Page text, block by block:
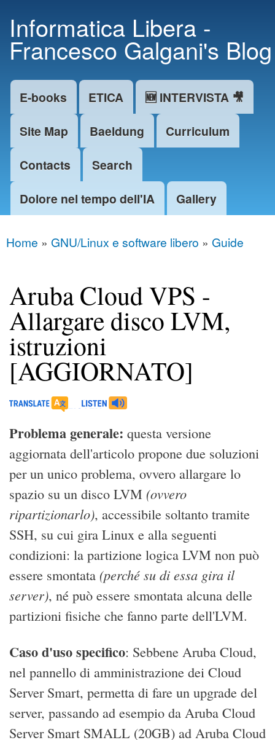
main
content
Informatica Libera -
Francesco Galgani's Blog
Main menu
E-books ETICA
🆕 INTERVISTA 🎥
Site Map
Baeldung
Curriculum
Contacts
Search
Dolore nel tempo dell'IA
Gallery
You are here
Home » GNU/Linux e software libero » Guide
Aruba Cloud VPS -
Allargare disco LVM,
istruzioni
[AGGIORNATO]
Problema generale: questa versione
aggiornata dell'articolo propone due soluzioni
per un unico problema, ovvero allargare lo
spazio su un disco LVM (ovvero
ripartizionarlo), accessibile soltanto tramite
SSH, su cui gira Linux e alla seguenti
condizioni: la partizione logica LVM non può
essere smontata (perché su di essa gira il
server), né può essere smontata alcuna delle
partizioni fisiche che fanno parte dell'LVM.
Caso d'uso specifico: Sebbene Aruba Cloud,
nel pannello di amministrazione dei Cloud
Server Smart, permetta di fare un upgrade del
server, passando ad esempio da Aruba Cloud
Server Smart SMALL (20GB) ad Aruba Cloud